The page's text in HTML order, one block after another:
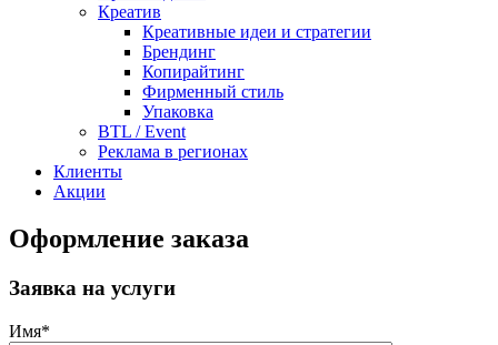
Креатив
Креативные идеи и стратегии
Брендинг
Копирайтинг
Фирменный стиль
Упаковка
BTL / Event
Реклама в регионах
Клиенты
Акции
Оформление заказа
Заявка на услуги
Имя*